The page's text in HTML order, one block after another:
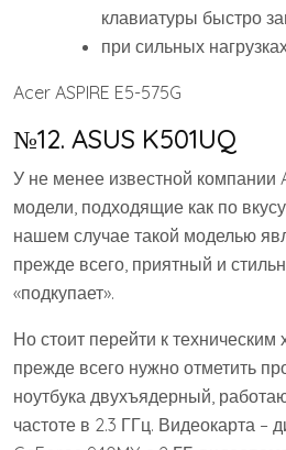
клавиатуры быстро
при сильных
Acer ASPIRE E5-575G
№12. ASUS K501UQ
У не менее известной компании
модели, подходящие как по
нашем случае такой моделью
прежде всего, приятный и
«подкупает».
Но стоит перейти к техническим
прежде всего нужно отметить
ноутбука двухъядерный,
частоте в 2.3 ГГц. Видеокарта –